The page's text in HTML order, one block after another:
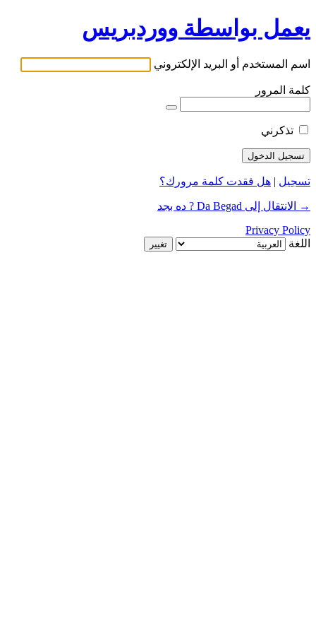
يعمل بواسطة ووردبريس
اسم المستخدم أو البريد الإلكتروني
كلمة المرور
تذكرني
تسجيل | هل فقدت كلمة مرورك؟
→ الانتقال إلى Da Begad ? ده بجد
Privacy Policy
اللغة